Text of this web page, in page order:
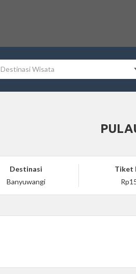
Destinasi Wisata
Destinasi
Banyuwangi
Tiket